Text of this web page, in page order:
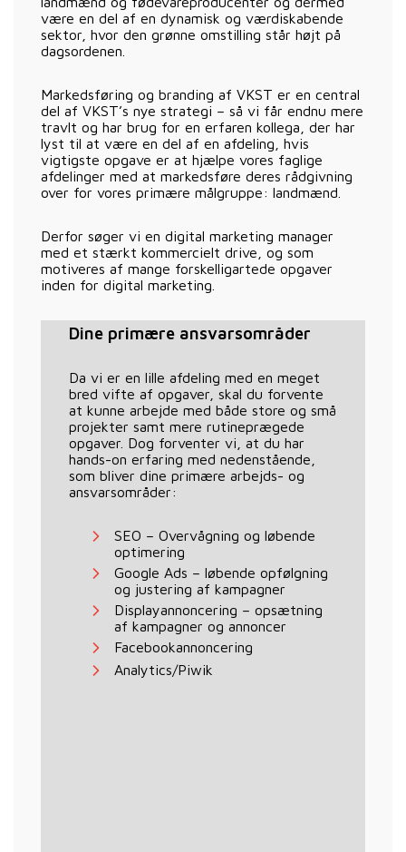
være en del af en dynamisk og værdiskabende
sektor, hvor den grønne omstilling står højt på
dagsordenen.
Markedsføring og branding af VKST er en central
del af VKST’s nye strategi – så vi får endnu mere
travlt og har brug for en erfaren kollega, der har
lyst til at være en del af en afdeling, hvis
vigtigste opgave er at hjælpe vores faglige
afdelinger med at markedsføre deres rådgivning
over for vores primære målgruppe: landmænd.
Derfor søger vi en digital marketing manager
med et stærkt kommercielt drive, og som
motiveres af mange forskelligartede opgaver
inden for digital marketing.
Dine primære ansvarsområder
Da vi er en lille afdeling med en meget
bred vifte af opgaver, skal du forvente
at kunne arbejde med både store og små
projekter samt mere rutineprægede
opgaver. Dog forventer vi, at du har
hands-on erfaring med nedenstående,
som bliver dine primære arbejds- og
ansvarsområder:
SEO – Overvågning og løbende
optimering
Google Ads – løbende opfølgning
og justering af kampagner
Displayannoncering – opsætning
af kampagner og annoncer
Facebookannoncering
Analytics/Piwik